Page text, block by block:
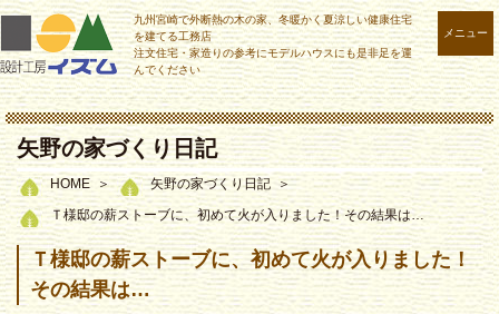
メニュー
九州宮崎で外断熱の木の家、冬暖かく夏涼しい健康住宅
を建てる工務店
注文住宅・家造りの参考にモデルハウスにも是非足を運
んでください
矢野の家づくり日記
HOME
矢野の家づくり日記
Ｔ様邸の薪ストーブに、初めて火が入りました！その結果は…
Ｔ様邸の薪ストーブに、初めて火が入りました！
その結果は…